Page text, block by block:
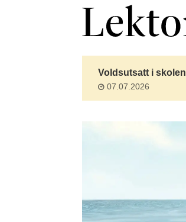
Forsiden
lektorbladet
Voldsutsatt i skolen
07.07.2026